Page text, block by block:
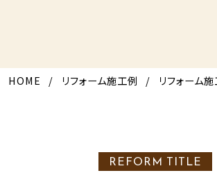
HOME リフォーム施工例 リフォーム施
REFORM TITLE